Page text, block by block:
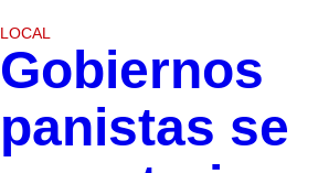
LOCAL
Gobiernos
panistas se